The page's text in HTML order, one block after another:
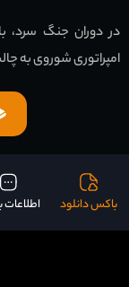
در دوران جنگ سرد،
امپراتوری شوروی به
باکس دانلود اطلاعات